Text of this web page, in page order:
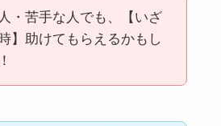
・苦手な人でも、【いざ
】助けてもらえるかもし